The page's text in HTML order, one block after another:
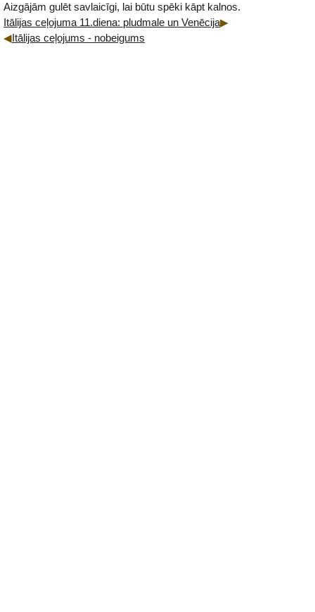
Aizgājām gulēt savlaicīgi, lai būtu spēki kāpt kalnos.
Itālijas ceļojuma 11.diena: pludmale un Venēcija
Itālijas ceļojums - nobeigums